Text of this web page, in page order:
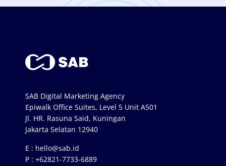
SAB Digital Marketing Agency
Epiwalk Office Suites, Level 5 Unit A501
Jl. HR. Rasuna Said, Kuningan
Jakarta Selatan 12940
E : hello@sab.id
P : +62821-7733-6889